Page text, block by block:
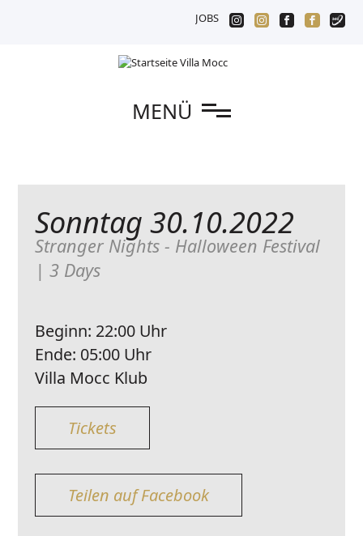
JOBS
MENÜ
Sonntag 30.10.2022
Stranger Nights - Halloween Festival
| 3 Days
Beginn: 22:00 Uhr
Ende: 05:00 Uhr
Villa Mocc Klub
Tickets
Teilen auf Facebook